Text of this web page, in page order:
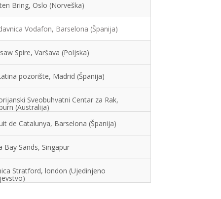
Bring, Oslo (Norveška)
Vodafon, Barselona (Španija)
Spire, Varšava (Poljska)
pozorište, Madrid (Španija)
Sveobuhvatni Centar za Rak,
(Australija)
de Catalunya, Barselona (Španija)
Bay Sands, Singapur
Stratford, london (Ujedinjeno